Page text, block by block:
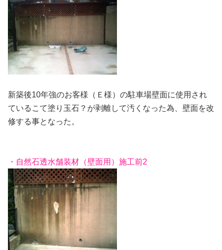
新築後10年強のお客様（Ｅ様）の駐車場壁面に使用され
ているこて塗り玉石？が剥離して汚くなった為、壁面を改
修する事となった。
・自然石透水舗装材（壁面用）施工前2